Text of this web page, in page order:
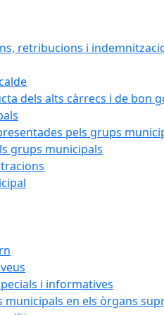
retribucions i
dels alts càrrecs i de bon
pels grups
grups municipals
i informatives
municipals en els òrgans